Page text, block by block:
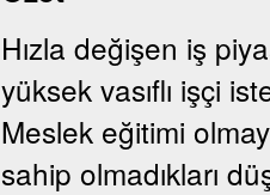
Hızla değişen iş
yüksek vasıflı işçi
Meslek eğitimi
sahip olmadıkları